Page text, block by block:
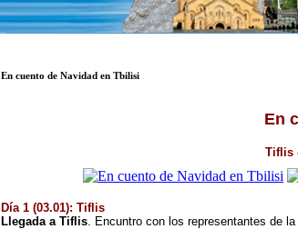
En cuento de Navidad en Tbilisi
En
Tiflis
Día 1 (03.01): Tiflis
Llegada a Tiflis. Encuntro con los representantes de la